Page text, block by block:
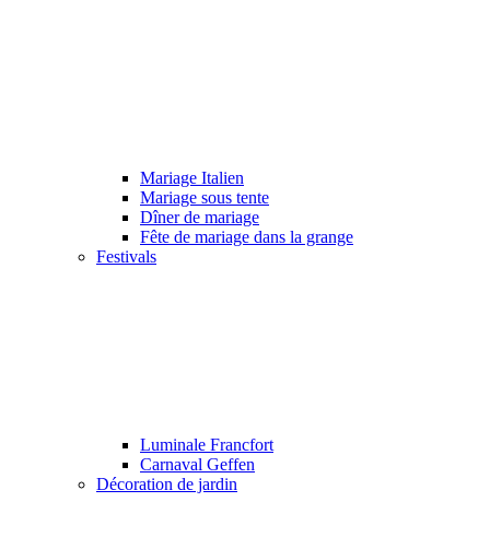
Mariage Italien
Mariage sous tente
Dîner de mariage
Fête de mariage dans la grange
Festivals
Luminale Francfort
Carnaval Geffen
Décoration de jardin